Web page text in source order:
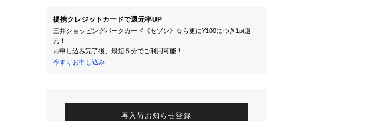
提携クレジットカードで還元率UP
三井ショッピングパークカード《セゾン》なら更に¥100につき1pt還
元！
お申し込み完了後、最短５分でご利用可能！
今すぐお申し込み
再入荷お知らせ登録